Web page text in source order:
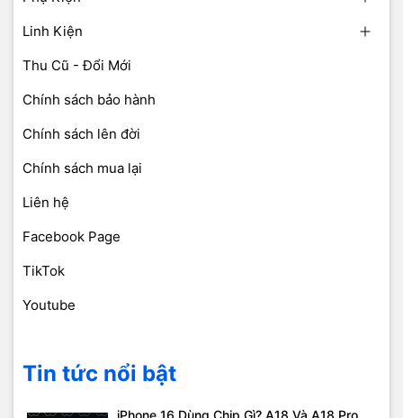
Linh Kiện
Thu Cũ - Đổi Mới
Chính sách bảo hành
Chính sách lên đời
Chính sách mua lại
Liên hệ
Facebook Page
TikTok
Youtube
Tin tức nổi bật